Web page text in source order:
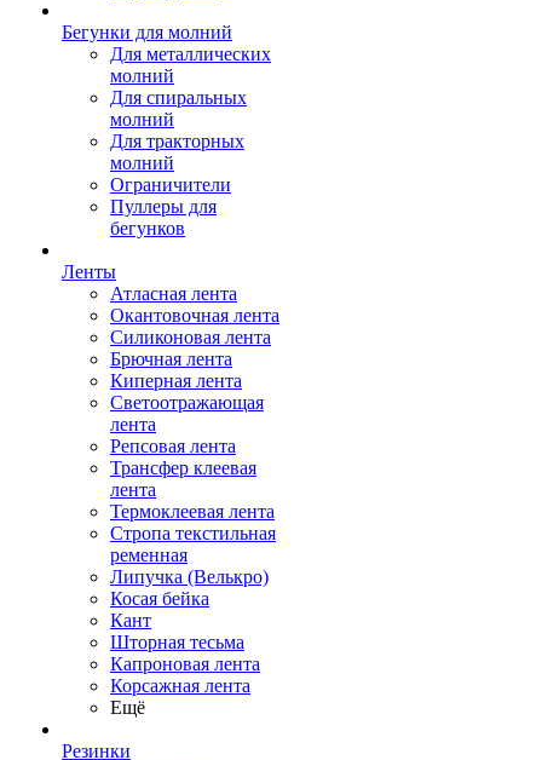
Бегунки для молний
Для металлических
молний
Для спиральных
молний
Для тракторных
молний
Ограничители
Пуллеры для
бегунков
Ленты
Атласная лента
Окантовочная лента
Силиконовая лента
Брючная лента
Киперная лента
Светоотражающая
лента
Репсовая лента
Трансфер клеевая
лента
Термоклеевая лента
Стропа текстильная
ременная
Липучка (Велькро)
Косая бейка
Кант
Шторная тесьма
Капроновая лента
Корсажная лента
Ещё
Резинки